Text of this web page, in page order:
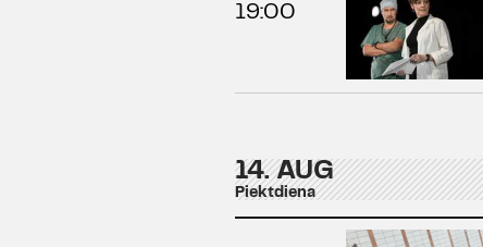
19:00
14. AUG
Piektdiena